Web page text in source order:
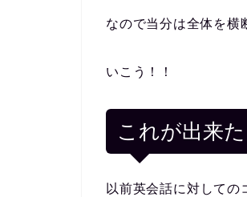
なので当分は全体を横
いこう！！
これが出来
以前英会話に対しての